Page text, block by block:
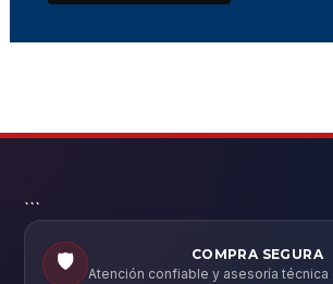
```
🛡️
COMPRA SEGURA
Atención confiable y asesoría técnica